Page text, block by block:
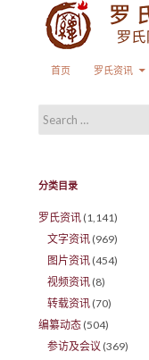
首页
罗氏资讯
Search for:
分类目录
罗氏资讯 (1,141)
文字资讯 (969)
图片资讯 (454)
视频资讯 (8)
转载资讯 (70)
编纂动态 (504)
参访及会议 (369)